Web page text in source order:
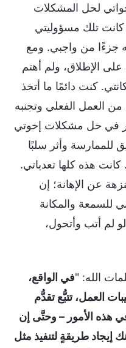
لحل المشكلات
كانت تلك مسؤوليتي
جزءًا من واجبي. ومع
على الإطلاق، ولم أهتم
كنت دائمًا ما أتخذ
العمل الفعلي وتجنبه
في حل مشكلات إخوتي
للممارسة وأثر سلبًا
كانت هذه كلها تعدياتي.
عن الإهانة؛ إن
للسمعة والمكانة
لم أتب وأتحول،
الله: "في الواقع،
العمل، تتبُّع تقدُّم
هذه الأمور – وحتَّى إن
إيجاد طريقةٍ لتنفيذ مثل